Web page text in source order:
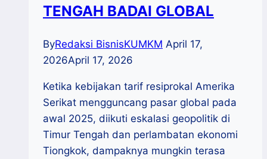
TENGAH BADAI GLOBAL
ByRedaksi BisnisKUMKM April 17,
2026April 17, 2026
Ketika kebijakan tarif resiprokal Amerika
Serikat mengguncang pasar global pada
awal 2025, diikuti eskalasi geopolitik di
Timur Tengah dan perlambatan ekonomi
Tiongkok, dampaknya mungkin terasa